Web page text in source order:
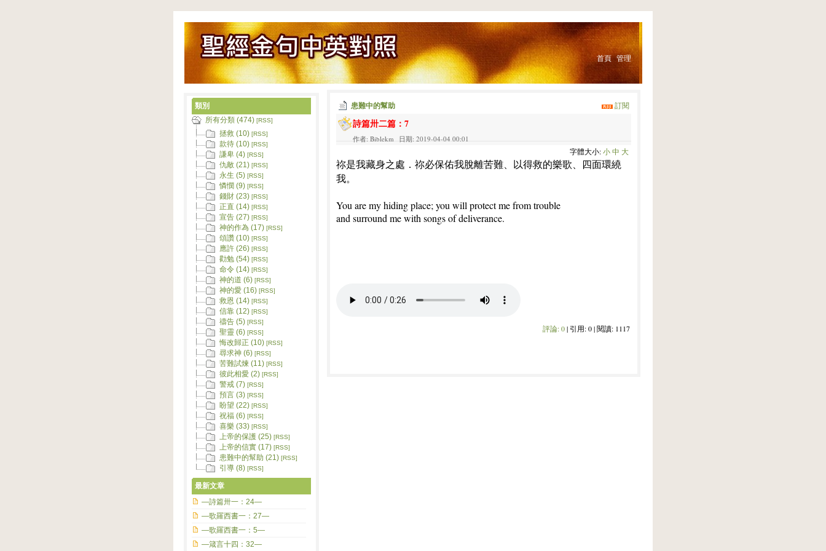
首頁 管理
訂閱
患難中的幫助
詩篇卅二篇：7
作者: Biblekm 日期: 2019-04-04 00:01
字體大小:小中 大
祢是我藏身之處．祢必保佑我脫離苦難、以得救的樂歌、四面環繞
我。
You are my hiding place; you will protect me from trouble
and surround me with songs of deliverance.
評論:0| 引用: 0 | 閱讀: 1117
類別
所有分類 (474) [RSS]
拯救 (10) [RSS]
款待 (10) [RSS]
謙卑 (4) [RSS]
仇敵 (21) [RSS]
永生 (5) [RSS]
憐憫 (9) [RSS]
錢財 (23) [RSS]
正直 (14) [RSS]
宣告 (27) [RSS]
神的作為 (17) [RSS]
頌讚 (10) [RSS]
應許 (26) [RSS]
勸勉 (54) [RSS]
命令 (14) [RSS]
神的道 (6) [RSS]
神的愛 (16) [RSS]
救恩 (14) [RSS]
信靠 (12) [RSS]
禱告 (5) [RSS]
聖靈 (6) [RSS]
悔改歸正 (10) [RSS]
尋求神 (6) [RSS]
苦難試煉 (11) [RSS]
彼此相愛 (2) [RSS]
警戒 (7) [RSS]
預言 (3) [RSS]
盼望 (22) [RSS]
祝福 (6) [RSS]
喜樂 (33) [RSS]
上帝的保護 (25) [RSS]
上帝的信實 (17) [RSS]
患難中的幫助 (21) [RSS]
引導 (8) [RSS]
最新文章
—詩篇卅一：24—
—歌羅西書一：27—
—歌羅西書一：5—
—箴言十四：32—